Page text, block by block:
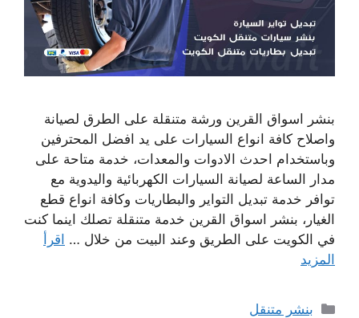
بنشر اسواق القرين ورشة متنقلة على الطرق لصيانة
واصلاح كافة انواع السيارات على يد افضل المحترفين
وباستخدام احدث الادوات والمعدات، خدمة متاحة على
مدار الساعة لصيانة السيارات الكهربائية واليدوية مع
توافر خدمة تبديل التواير والبطاريات وكافة انواع قطع
الغيار، بنشر اسواق القرين خدمة متنقلة تصلك اينما كنت
في الكويت على الطريق وعند البيت من خلال … اقرأ
المزيد
التصنيفات
بنشر متنقل